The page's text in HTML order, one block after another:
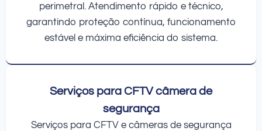
perimetral. Atendimento rápido e técnico,
garantindo proteção contínua, funcionamento
estável e máxima eficiência do sistema.
Serviços para CFTV câmera de
segurança
Serviços para CFTV e câmeras de segurança